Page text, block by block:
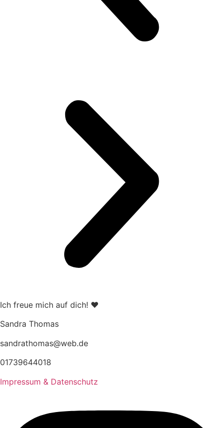
Ich freue mich auf dich! ♥
Sandra Thomas
sandrathomas@web.de
01739644018
Impressum & Datenschutz